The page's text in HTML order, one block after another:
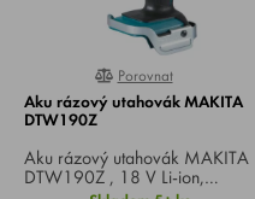
0%
Porovnat
Aku rázový utahovák MAKITA
DTW190Z
Aku rázový utahovák MAKITA
DTW190Z , 18 V Li-ion,